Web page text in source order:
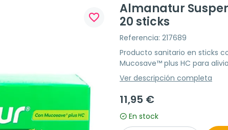
favorite_border
Almanatur
20 sticks
Referencia: 217689
Producto sanitario en sticks
Mucosave™ plus HC para
Ver descripción completa
11,95 €
En stock